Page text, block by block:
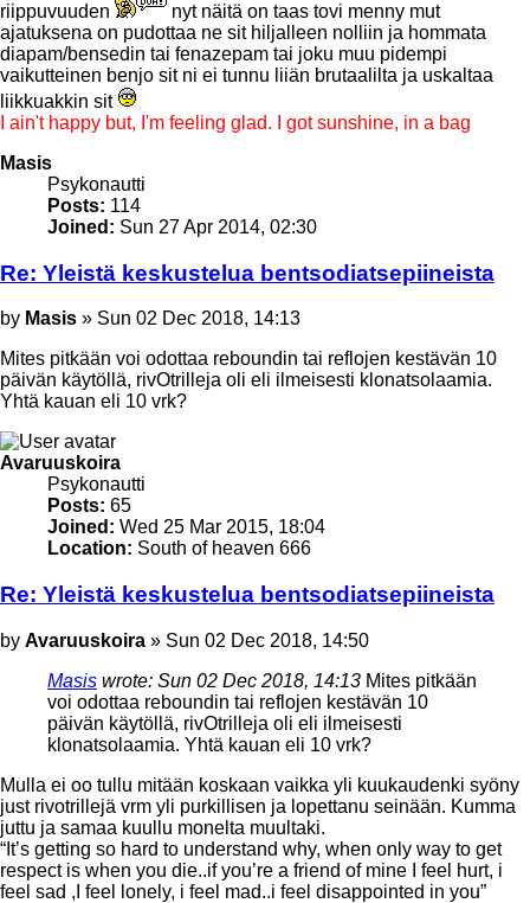
riippuvuuden
nyt näitä on taas tovi menny mut
ajatuksena on pudottaa ne sit hiljalleen nolliin ja hommata
diapam/bensedin tai fenazepam tai joku muu pidempi
vaikutteinen benjo sit ni ei tunnu liiän brutaalilta ja uskaltaa
liikkuakkin sit
I ain't happy but, I'm feeling glad. I got sunshine, in a bag
Masis
Psykonautti
Posts: 114
Joined: Sun 27 Apr 2014, 02:30
Re: Yleistä keskustelua bentsodiatsepiineista
Post
by Masis » Sun 02 Dec 2018, 14:13
Mites pitkään voi odottaa reboundin tai reflojen kestävän 10
päivän käytöllä, rivOtrilleja oli eli ilmeisesti klonatsolaamia.
Yhtä kauan eli 10 vrk?
Avaruuskoira
Psykonautti
Posts: 65
Joined: Wed 25 Mar 2015, 18:04
Location: South of heaven 666
Re: Yleistä keskustelua bentsodiatsepiineista
Post
by Avaruuskoira » Sun 02 Dec 2018, 14:50
Masis wrote: Sun 02 Dec 2018, 14:13 Mites pitkään
voi odottaa reboundin tai reflojen kestävän 10
päivän käytöllä, rivOtrilleja oli eli ilmeisesti
klonatsolaamia. Yhtä kauan eli 10 vrk?
Mulla ei oo tullu mitään koskaan vaikka yli kuukaudenki syöny
just rivotrillejä vrm yli purkillisen ja lopettanu seinään. Kumma
juttu ja samaa kuullu monelta muultaki.
“It’s getting so hard to understand why, when only way to get
respect is when you die..if you’re a friend of mine I feel hurt, i
feel sad ,I feel lonely, i feel mad..i feel disappointed in you”